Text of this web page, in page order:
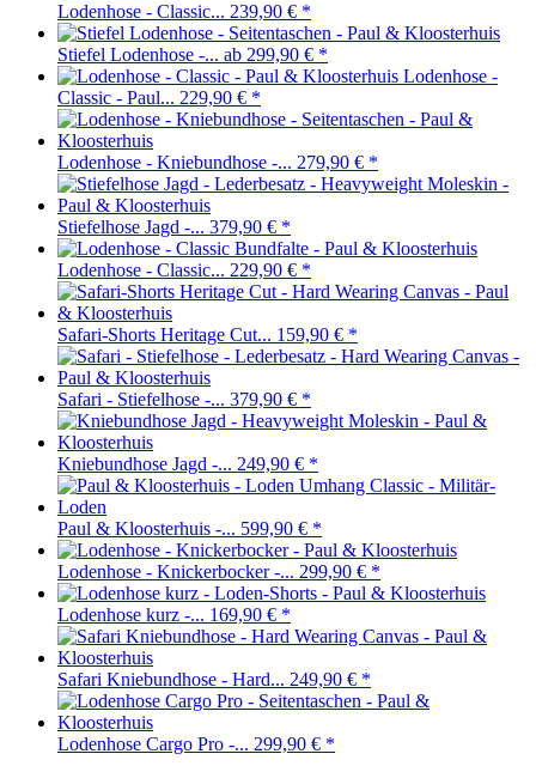
Lodenhose - Classic... 239,90 € *
Stiefel Lodenhose -... ab 299,90 € *
Lodenhose -
Classic - Paul... 229,90 € *
Lodenhose - Kniebundhose -... 279,90 € *
Stiefelhose Jagd -... 379,90 € *
Lodenhose - Classic... 229,90 € *
Safari-Shorts Heritage Cut... 159,90 € *
Safari - Stiefelhose -... 379,90 € *
Kniebundhose Jagd -... 249,90 € *
Paul & Kloosterhuis -... 599,90 € *
Lodenhose - Knickerbocker -... 299,90 € *
Lodenhose kurz -... 169,90 € *
Safari Kniebundhose - Hard... 249,90 € *
Lodenhose Cargo Pro -... 299,90 € *